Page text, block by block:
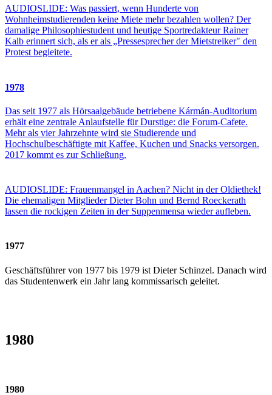
AUDIOSLIDE: Was passiert, wenn Hunderte von
Wohnheimstudierenden keine Miete mehr bezahlen wollen? Der
damalige Philosophiestudent und heutige Sportredakteur Rainer
Kalb erinnert sich, als er als „Pressesprecher der Mietstreiker" den
Protest begleitete.
1978
Das seit 1977 als Hörsaalgebäude betriebene Kármán-Auditorium
erhält eine zentrale Anlaufstelle für Durstige: die Forum-Cafete.
Mehr als vier Jahrzehnte wird sie Studierende und
Hochschulbeschäftigte mit Kaffee, Kuchen und Snacks versorgen.
2017 kommt es zur Schließung.
AUDIOSLIDE: Frauenmangel in Aachen? Nicht in der Oldiethek!
Die ehemaligen Mitglieder Dieter Bohn und Bernd Roeckerath
lassen die rockigen Zeiten in der Suppenmensa wieder aufleben.
1977
Geschäftsführer von 1977 bis 1979 ist Dieter Schinzel. Danach wird
das Studentenwerk ein Jahr lang kommissarisch geleitet.
1980
1980